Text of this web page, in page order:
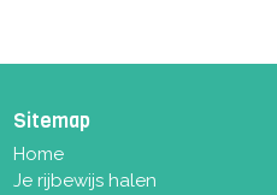
Sitemap
Home
Je rijbewijs halen